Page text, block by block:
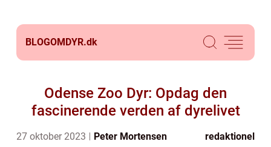
BLOGOMDYR.dk
Odense Zoo Dyr: Opdag den
fascinerende verden af dyrelivet
27 oktober 2023 Peter Mortensen redaktionel